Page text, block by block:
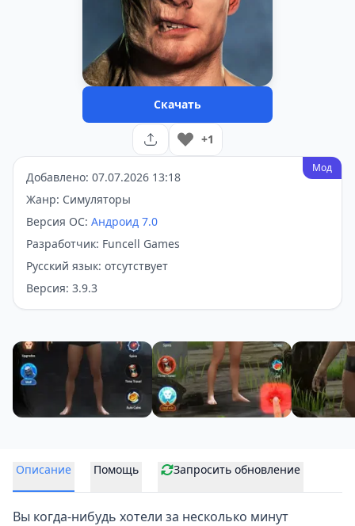
Скачать
+1
Мод
Добавлено: 07.07.2026 13:18
Жанр: Симуляторы
Версия ОС: Андроид 7.0
Разработчик: Funcell Games
Русский язык: отсутствует
Версия: 3.9.3
Описание Помощь Запросить обновление
Вы когда‑нибудь хотели за несколько минут